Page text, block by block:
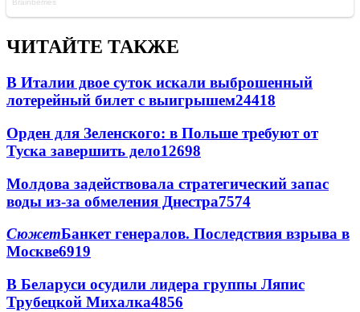
ЧИТАЙТЕ ТАКЖЕ
В Италии двое суток искали выброшенный
лотерейный билет с выигрышем24418
Орден для Зеленского: в Польше требуют от
Туска завершить дело12698
Молдова задействовала стратегический запас
воды из-за обмеления Днестра7574
СюжетБанкет генералов. Последствия взрыва в
Москве6919
В Беларуси осудили лидера группы Ляпис
Трубецкой Михалка4856